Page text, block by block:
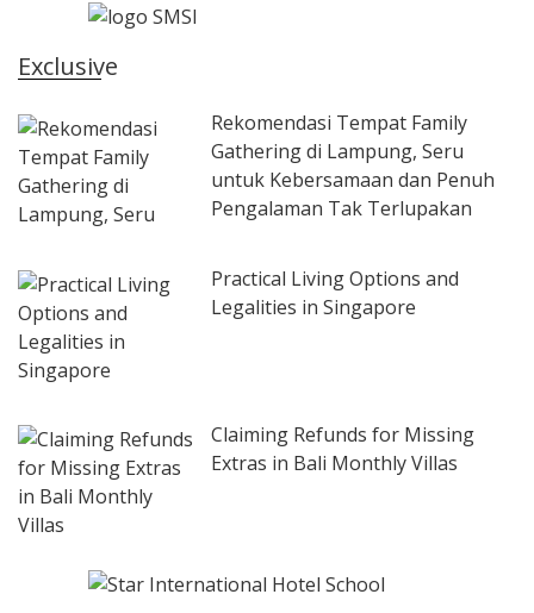
Exclusive
Rekomendasi Tempat Family
Gathering di Lampung, Seru
untuk Kebersamaan dan Penuh
Pengalaman Tak Terlupakan
Practical Living Options and
Legalities in Singapore
Claiming Refunds for Missing
Extras in Bali Monthly Villas